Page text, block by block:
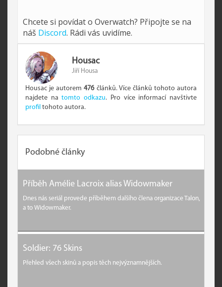
Chcete si povídat o Overwatch? Připojte se na
náš Discord. Rádi vás uvidíme.
Housac
Jiří Housa
Housac je autorem476článků. Více článků tohoto autora
najdete natomto odkazu. Pro více informací navštivte
profil tohoto autora.
Podobné články
Příběh Amélie Lacroix alias Widowmaker
Dnes nás seriál provede příběhem dalšího člena organizace Talon,
a to Widowmaker.
Soldier: 76 Skins
Přehled všech skinů a popis těch nejvýznamnějších.